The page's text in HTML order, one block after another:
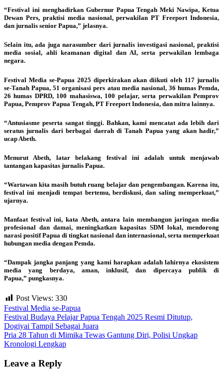
“Festival ini menghadirkan Gubernur Papua Tengah Meki Nawipa, Ketua
Dewan Pers, praktisi media nasional, perwakilan PT Freeport Indonesia,
dan jurnalis senior Papua,” jelasnya.
Selain itu, ada juga narasumber dari jurnalis investigasi nasional, praktisi
media sosial, ahli keamanan digital dan AI, serta perwakilan lembaga
negara.
Festival Media se-Papua 2025 diperkirakan akan diikuti oleh 117 jurnalis
se-Tanah Papua, 51 organisasi pers atau media nasional, 36 humas Pemda,
26 humas DPRD, 100 mahasiswa, 100 pelajar, serta perwakilan Pemprov
Papua, Pemprov Papua Tengah, PT Freeport Indonesia, dan mitra lainnya.
“Antusiasme peserta sangat tinggi. Bahkan, kami mencatat ada lebih dari
seratus jurnalis dari berbagai daerah di Tanah Papua yang akan hadir,”
ucap Abeth.
Menurut Abeth, latar belakang festival ini adalah untuk menjawab
tantangan kapasitas jurnalis Papua.
“Wartawan kita masih butuh ruang belajar dan pengembangan. Karena itu,
festival ini menjadi tempat bertemu, berdiskusi, dan saling memperkuat,”
ujarnya.
Manfaat festival ini, kata Abeth, antara lain membangun jaringan media
profesional dan damai, meningkatkan kapasitas SDM lokal, mendorong
narasi positif Papua di tingkat nasional dan internasional, serta memperkuat
hubungan media dengan Pemda.
“Dampak jangka panjang yang kami harapkan adalah lahirnya ekosistem
media yang berdaya, aman, inklusif, dan dipercaya publik di
Papua,” pungkasnya.
Post Views: 330
Festival Media se-Papua
Post
navigation
Festival Budaya Pelajar Papua Tengah 2025 Resmi Ditutup,
Dogiyai Tampil Sebagai Juara
Pria 28 Tahun di Mimika Tewas Gantung Diri, Polisi Ungkap
Kronologi Lengkap
Leave a Reply